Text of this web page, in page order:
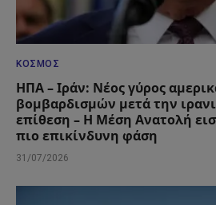
ΚΌΣΜΟΣ
ΗΠΑ – Ιράν: Νέος γύρος
βομβαρδισμών μετά την
επίθεση – Η Μέση Ανατολή
πιο επικίνδυνη φάση
31/07/2026